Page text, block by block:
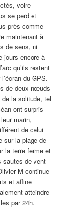
voire
se perd et
près comme
maintenant à
de sens, ni
jours encore à
qu’ils restent
du GPS.
de deux nœuds
la solitude, tel
ont surpris
marin,
de celui
sur la plage de
la terre ferme et
sautes de vent
M continue
et affine
atteindre
par 24h.